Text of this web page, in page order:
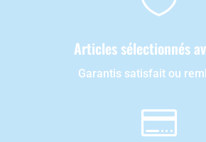
Articles sélectionnés
Garantis satisfait ou
